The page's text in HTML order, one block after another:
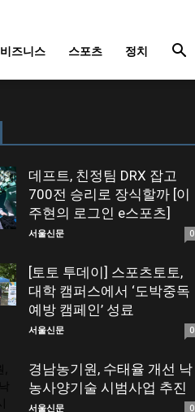
비즈니스 스포츠 정치
데프트, 친정팀 DRX 잡고
700전 승리로 장식할까 [이
주현의 로그인 e스포츠]
서울신문 0
[토토 투데이] 스포츠토토,
대학 캠퍼스에서 ‘도박중독
예방 캠페인’ 성료
서울신문 0
경남농기원, 수태율 개선 낙
농사양기술 시범사업 추진
서울신문 0